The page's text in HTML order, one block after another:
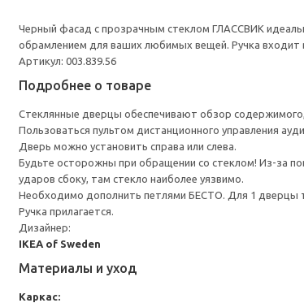
Черный фасад с прозрачным стеклом ГЛАССВИК
обрамлением для ваших любимых вещей. Ручка входит
Артикул: 003.839.56
Подробнее о товаре
Стеклянные дверцы обеспечивают обзор
Пользоваться пультом дистанционного управления
Дверь можно установить справа или слева.
Будьте осторожны при обращении со стеклом! Из-за
ударов сбоку, там стекло наиболее уязвимо.
Необходимо дополнить петлями БЕСТО. Для 1 дверцы
Ручка прилагается.
Дизайнер:
IKEA of Sweden
Материалы и уход
Каркас: